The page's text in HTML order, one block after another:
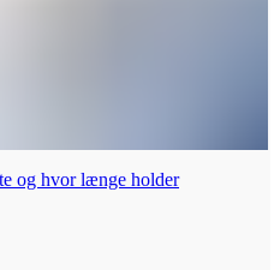
og hvor længe holder